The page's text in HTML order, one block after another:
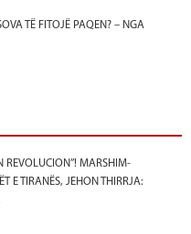
TË FITOJË PAQEN? – NGA
REVOLUCION”! MARSHIM-
E TIRANËS, JEHON THIRRJA: